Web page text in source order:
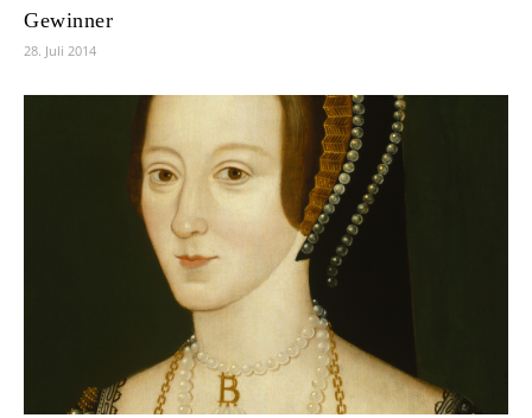
Gewinner
28. Juli 2014